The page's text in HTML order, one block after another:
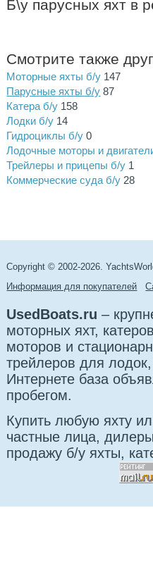
Б\у парусных яхт в
Смотрите также
Моторные яхты б/у 147
Парусные яхты б/у 87
Катера б/у 158
Лодки б/у 14
Гидроциклы б/у 0
Лодочные моторы и
Трейлеры и прицепы б/у 1
Коммерческие суда б/у 28
Copyright © 2002-2026.
Информация для покупателей
UsedBoats.ru –
моторных яхт,
моторов и
трейлеров для
Интернете база
пробегом.
Купить любую яхту
частные лица,
продажу б/у яхты,